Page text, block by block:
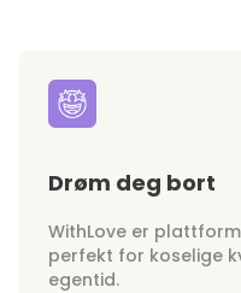
Drøm deg bort
WithLove er
perfekt for koselige
egentid.